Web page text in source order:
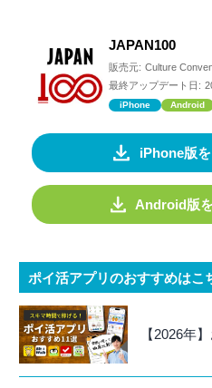
JAPAN100
販売元: Culture
最終アップデート日:
iPhone Android
iPhone版
Android版
ポイ活アプリのおすすめはこ
【2026年